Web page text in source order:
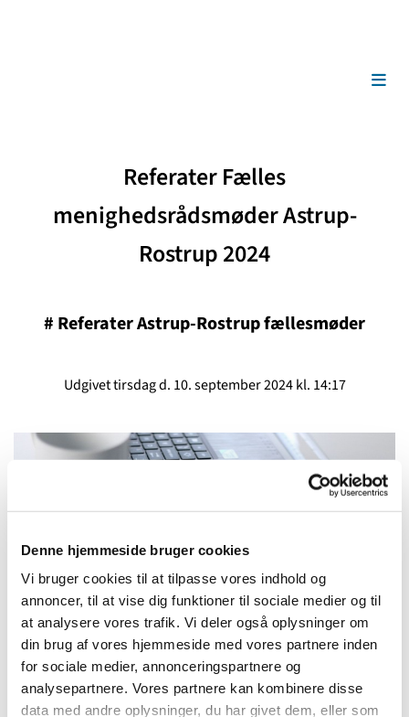
Denne hjemmeside bruger cookies
Vi bruger cookies til at tilpasse vores indhold og
annoncer, til at vise dig funktioner til sociale medier og til
at analysere vores trafik. Vi deler også oplysninger om
din brug af vores hjemmeside med vores partnere inden
for sociale medier, annonceringspartnere og
analysepartnere. Vores partnere kan kombinere disse
data med andre oplysninger, du har givet dem, eller som
Referater Fælles
menighedsrådsmøder Astrup-
Rostrup 2024
# Referater Astrup-Rostrup fællesmøder
Udgivet tirsdag d. 10. september 2024 kl. 14:17
Referater Fælles menighedsrådsmøder Astrup-